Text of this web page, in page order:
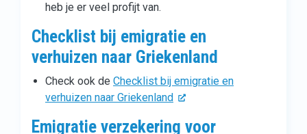
heb je er veel profijt van.
Checklist bij emigratie en
verhuizen naar Griekenland
Check ook de Checklist bij emigratie en
verhuizen naar Griekenland
Emigratie verzekering voor